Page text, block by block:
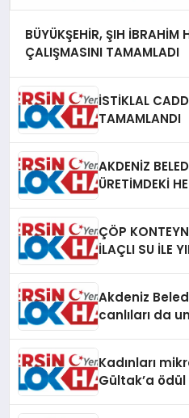
BÜYÜKŞEHİR, ŞIH İBRAHİM
ÇALIŞMASINI TAMAMLADI
İSTİKLAL
TAMAMLANDI
AKDENİZ
ÜRETİMDEKİ
ÇÖP
İLAÇLI SU İLE
Akdeniz
canlıları da
Kadınları
Gültak’a ödül